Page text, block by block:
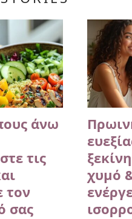
άνω
τις
τον
σας
χυμό